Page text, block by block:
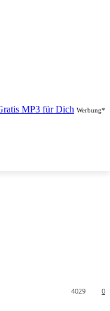
Werbung*
0
4029